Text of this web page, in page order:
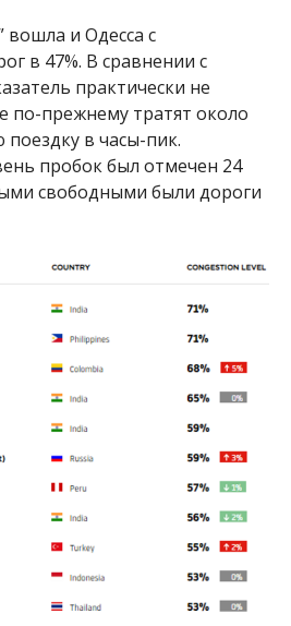
вошла и Одесса с
в 47%. В сравнении с
практически не
по-прежнему тратят около
в часы-пик.
пробок был отмечен 24
свободными были дороги